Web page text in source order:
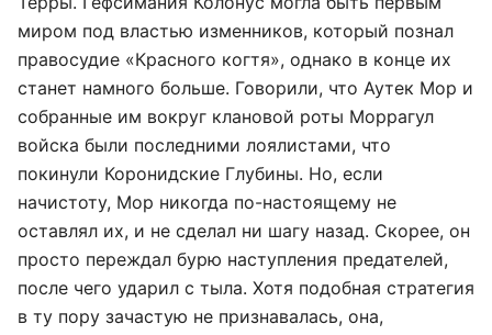
миром под властью изменников, который познал
правосудие «Красного когтя», однако в конце их
станет намного больше. Говорили, что Аутек Мор и
собранные им вокруг клановой роты Моррагул
войска были последними лоялистами, что
покинули Коронидские Глубины. Но, если
начистоту, Мор никогда по-настоящему не
оставлял их, и не сделал ни шагу назад. Скорее, он
просто переждал бурю наступления предателей,
после чего ударил с тыла. Хотя подобная стратегия
в ту пору зачастую не признавалась, она,